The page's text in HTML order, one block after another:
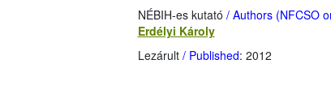
NÉBIH-es kutató / Authors (NFCSO
Erdélyi Károly
Lezárult / Published: 2012